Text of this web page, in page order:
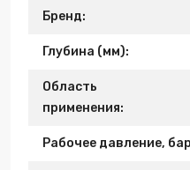
Бренд:
Глубина (мм):
Область
применения:
Рабочее давление,